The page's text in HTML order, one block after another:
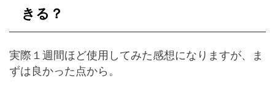
きる？
実際１週間ほど使用してみた感想になりますが、ま
ずは良かった点から。